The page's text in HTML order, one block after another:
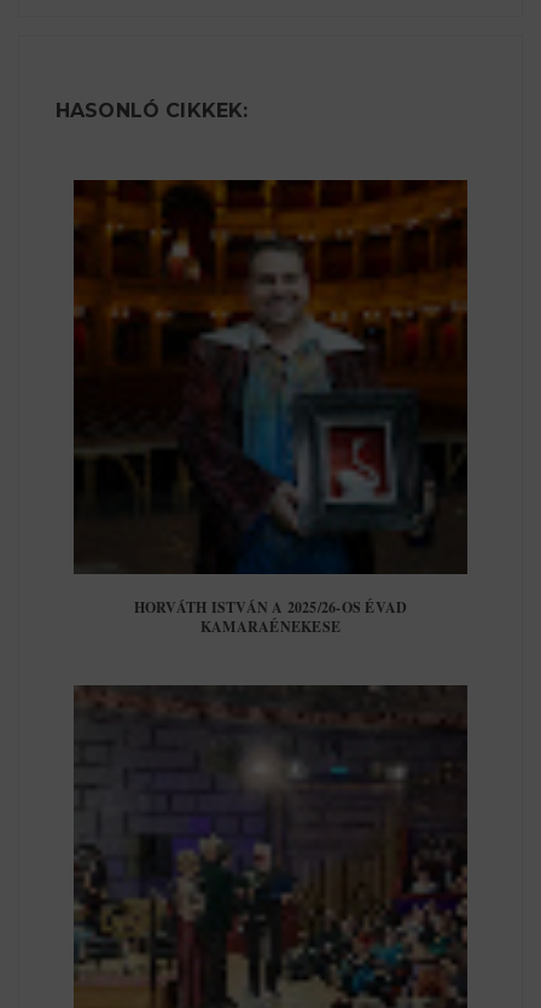
HASONLÓ CIKKEK:
HORVÁTH ISTVÁN A 2025/26-OS ÉVAD
KAMARAÉNEKESE